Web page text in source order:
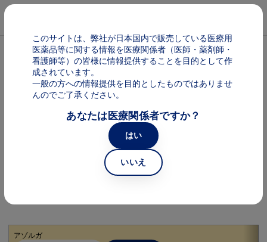
メインコンテンツに移動
キーワードから探す
アゾルガ
このサイトは、弊社が日本国内で販売している医療用
医薬品等に関する情報を医療関係者（医師・薬剤師・
看護師等）の皆様に情報提供することを目的として作
成されています。
一般の方への情報提供を目的としたものではありませ
んのでご了承ください。
あなたは医療関係者ですか？
はい
いいえ